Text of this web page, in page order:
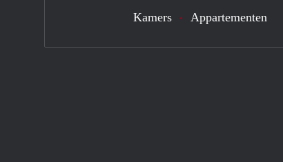
Kamers Appartementen